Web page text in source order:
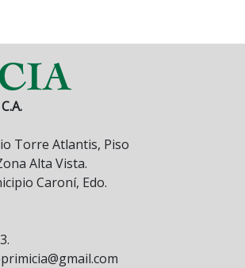
Torre Atlantis, Piso
Alta Vista.
Caroní, Edo.